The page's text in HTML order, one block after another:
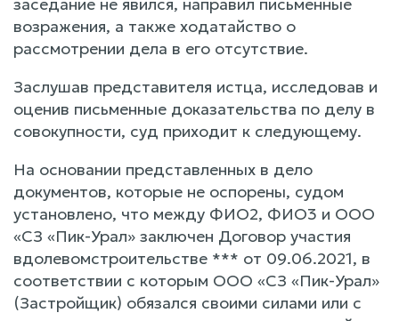
возражения, а также ходатайство о
рассмотрении дела в его отсутствие.
Заслушав представителя истца, исследовав и
оценив письменные доказательства по делу в
совокупности, суд приходит к следующему.
На основании представленных в дело
документов, которые не оспорены, судом
установлено, что между ФИО2, ФИО3 и ООО
«СЗ «Пик-Урал» заключен Договор участия
вдолевомстроительстве *** от 09.06.2021, в
соответствии с которым ООО «СЗ «Пик-Урал»
(Застройщик) обязался своими силами или с